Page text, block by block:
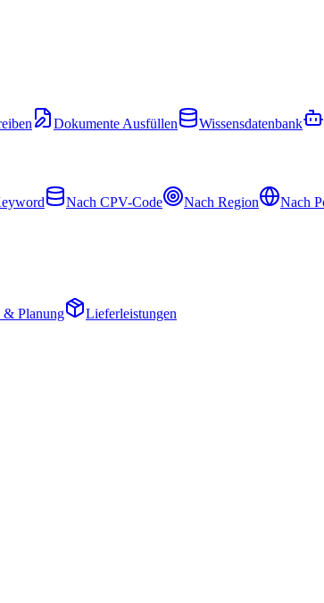
Dokumente Ausfüllen Wissensdatenbank
Nach CPV-Code Nach Region Nach
& Planung
Lieferleistungen